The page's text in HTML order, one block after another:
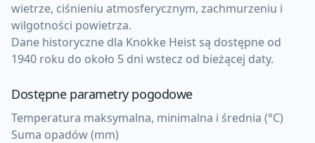
wietrze, ciśnieniu atmosferycznym, zachmurzeniu i
wilgotności powietrza.
Dane historyczne dla Knokke Heist są dostępne od
1940 roku do około 5 dni wstecz od bieżącej daty.
Dostępne parametry pogodowe
Temperatura maksymalna, minimalna i średnia (°C)
Suma opadów (mm)